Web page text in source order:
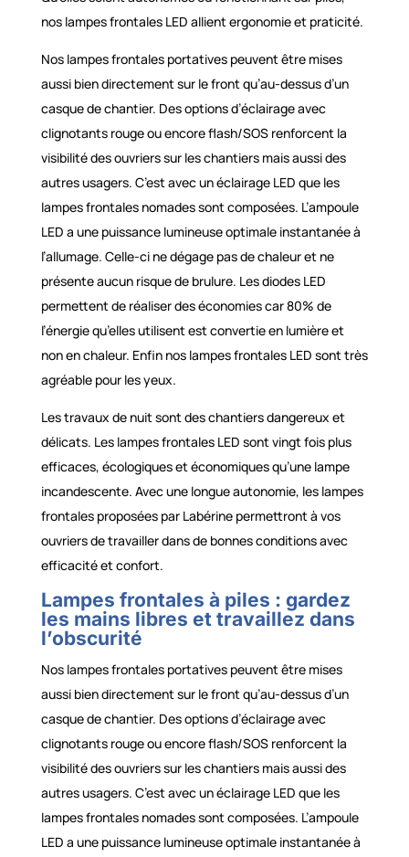
nos lampes frontales LED allient ergonomie et praticité.
Nos lampes frontales portatives peuvent être mises
aussi bien directement sur le front qu’au-dessus d’un
casque de chantier. Des options d’éclairage avec
clignotants rouge ou encore flash/SOS renforcent la
visibilité des ouvriers sur les chantiers mais aussi des
autres usagers. C’est avec un éclairage LED que les
lampes frontales nomades sont composées. L’ampoule
LED a une puissance lumineuse optimale instantanée à
l’allumage. Celle-ci ne dégage pas de chaleur et ne
présente aucun risque de brulure. Les diodes LED
permettent de réaliser des économies car 80% de
l’énergie qu’elles utilisent est convertie en lumière et
non en chaleur. Enfin nos lampes frontales LED sont très
agréable pour les yeux.
Les travaux de nuit sont des chantiers dangereux et
délicats. Les lampes frontales LED sont vingt fois plus
efficaces, écologiques et économiques qu’une lampe
incandescente. Avec une longue autonomie, les lampes
frontales proposées par Labérine permettront à vos
ouvriers de travailler dans de bonnes conditions avec
efficacité et confort.
Lampes frontales à piles : gardez
les mains libres et travaillez dans
l’obscurité
Nos lampes frontales portatives peuvent être mises
aussi bien directement sur le front qu’au-dessus d’un
casque de chantier. Des options d’éclairage avec
clignotants rouge ou encore flash/SOS renforcent la
visibilité des ouvriers sur les chantiers mais aussi des
autres usagers. C’est avec un éclairage LED que les
lampes frontales nomades sont composées. L’ampoule
LED a une puissance lumineuse optimale instantanée à